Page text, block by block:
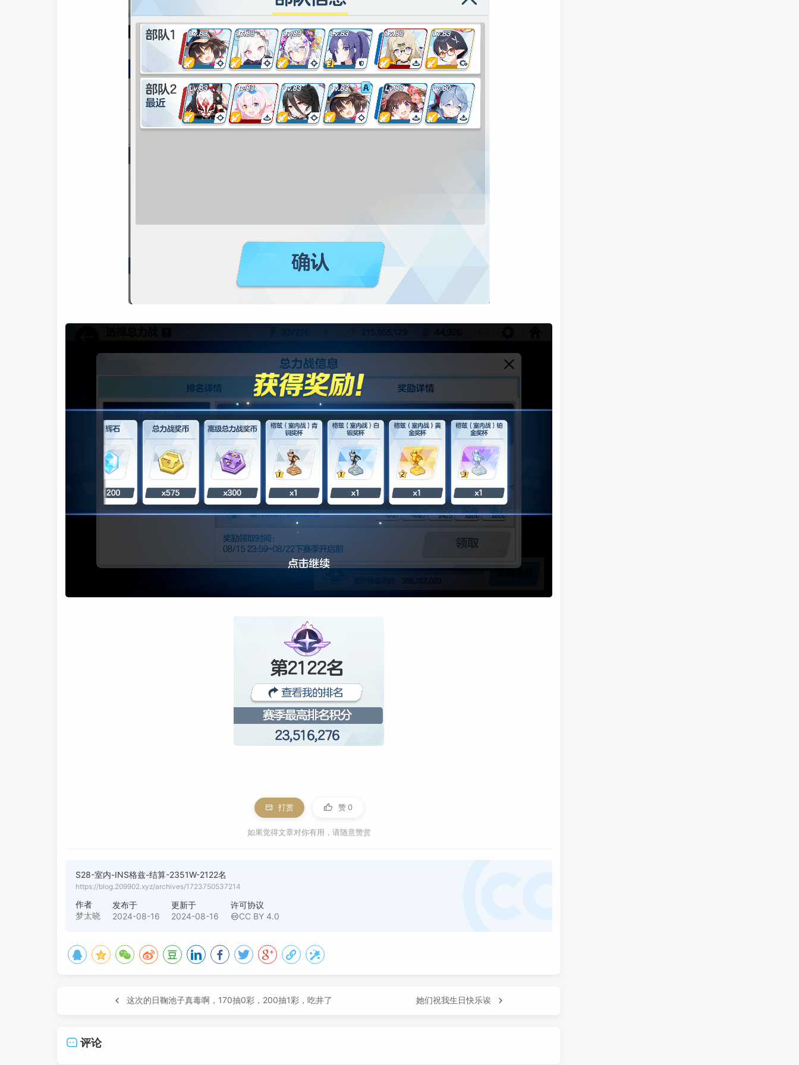
打赏 赞0
如果觉得文章对你有用，请随意赞赏
S28-室内-INS格兹-结算-2351W-2122名
https://blog.209902.xyz/archives/1723750537214
作者
梦太晓
发布于
2024-08-16
更新于
2024-08-16
许可协议
CC BY 4.0
这次的日鞠池子真毒啊，170抽0彩，200抽1彩，吃井了 她们祝我生日快乐诶
评论